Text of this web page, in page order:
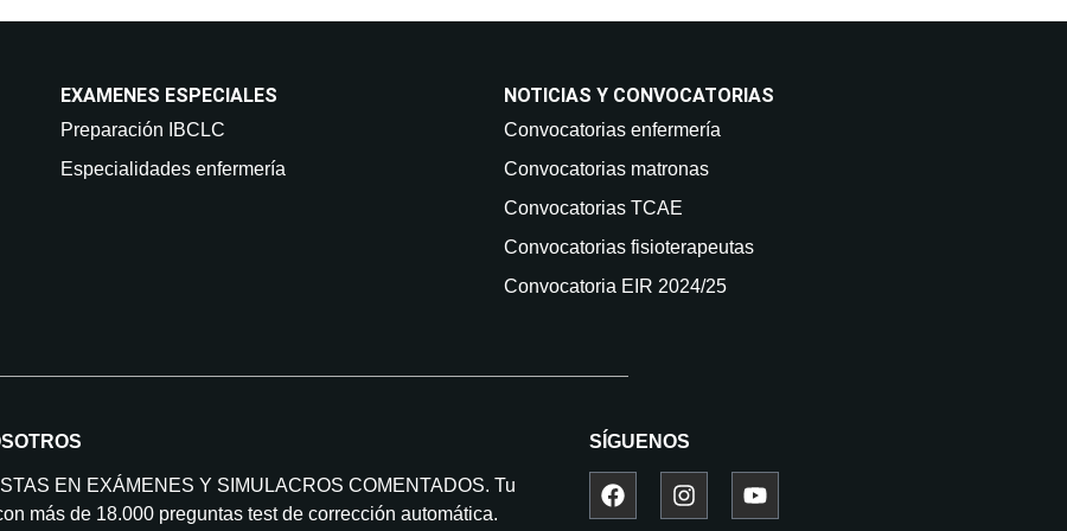
EXAMENES ESPECIALES
Preparación IBCLC
Especialidades enfermería
NOTICIAS Y CONVOCATORIAS
Convocatorias enfermería
Convocatorias matronas
Convocatorias TCAE
Convocatorias fisioterapeutas
Convocatoria EIR 2024/25
EN EXÁMENES Y SIMULACROS COMENTADOS. Tu
más de 18.000 preguntas test de corrección automática.
SÍGUENOS